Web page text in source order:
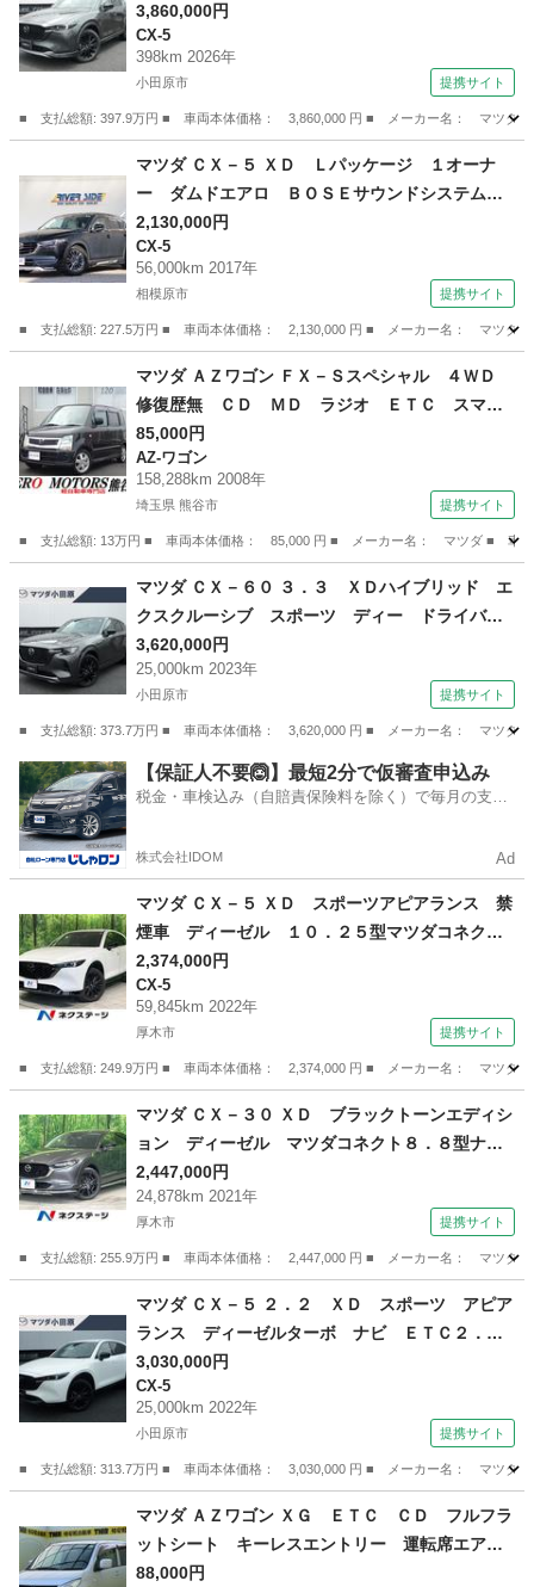
度カメラ ＥＴＣ２．０ サンルーフ パーキン
グセンサー オートクルーズコントロール 地デ
ジ 電動リアゲート 電動シート 革シート 衝
突被害軽減システム シートヒーター ＥＴＣ
４ＷＤ 禁煙 （検11.3）
3,860,000円
CX-5
398km 2026年
小田原市 提携サイト
■ 支払総額: 397.9万円 ■ 車両本体価格： 3,860,000 円 ■ メーカー名： マツ
CX-5
マツダ ＣＸ－５ ＸＤ Ｌパッケージ １オーナ
ー ダムドエアロ ＢＯＳＥサウンドシステムナ
ビフルセグＤＶＤ再生バックカメラ 革パワーシ
ートヒーター 社外マフラー 純正１７インチア
ルミ スマートキー ＬＥＤライト フォグライ
2,130,000円
CX-5
56,000km 2017年
相模原市 提携サイト
■ 支払総額: 227.5万円 ■ 車両本体価格： 2,130,000 円 ■ メーカー名： マツダ
CX-5
マツダ ＡＺワゴン ＦＸ－Ｓスペシャル ４ＷＤ
修復歴無 ＣＤ ＭＤ ラジオ ＥＴＣ スマー
トキー シートヒーター フルフラット ドアバ
イザー アルミホイール ベンチシート ライト
レベライザー （検9.2）
85,000円
AZ-ワゴン
158,288km 2008年
埼玉県 熊谷市 提携サイト
■ 支払総額: 13万円 ■ 車両本体価格： 85,000 円 ■ メーカー名： マツダ ■
AZ-ワゴン
マツダ ＣＸ－６０ ３．３ ＸＤハイブリッド エ
クスクルーシブ スポーツ ディー ドライバ
ー・パーソナライゼーション パワーバックゲー
ト ＬＥＤヘッドライト 黒革 ナビ＆ＴＶ 定
期点検記録簿 禁煙車 ＥＴＣ Ｐシート ベン
チレーション ２０ＡＷ 横滑り防止装置 ＢＯ
ＳＥサウンド （検8.9）
3,620,000円
25,000km 2023年
小田原市 提携サイト
■ 支払総額: 373.7万円 ■ 車両本体価格： 3,620,000 円 ■ メーカー名： マツ
神奈川 小田原市 マツダ
【保証人不要🙆】最短2分で仮審査申込み
税金・車検込み（自賠責保険料を除く）で毎月の支払
株式会社IDOM Ad
マツダ ＣＸ－５ ＸＤ スポーツアピアランス 禁
煙車 ディーゼル １０．２５型マツダコネク
ト 全周囲カメラ 衝突軽減装置 レーダークル
ーズ 電動リアゲート レザーシート 全席シー
トヒーター ドラレコ コーナーセンサー デジ
2,374,000円
CX-5
59,845km 2022年
厚木市 提携サイト
■ 支払総額: 249.9万円 ■ 車両本体価格： 2,374,000 円 ■ メーカー名： マツ
CX-5
マツダ ＣＸ－３０ ＸＤ ブラックトーンエディシ
ョン ディーゼル マツダコネクト８．８型ナ
ビ 全周囲カメラ 衝突軽減 レーダークルー
ズ ブラインドスポットモニター 電動リアゲー
ト コーナーセンサー ＬＥＤヘッド ＥＴＣ
純正１８インチアルミ （検8.12）
2,447,000円
24,878km 2021年
厚木市 提携サイト
■ 支払総額: 255.9万円 ■ 車両本体価格： 2,447,000 円 ■ メーカー名： マツダ
マツダ
マツダ ＣＸ－５ ２．２ ＸＤ スポーツ アピア
ランス ディーゼルターボ ナビ ＥＴＣ２．
０ ３６０度モニター ＬＥＤランプ １オーナ
ー車 本革シート パワーテールゲート バック
カメラ クルコン パワーシート ＥＴＣ車載
器 横滑り防止装置 シートヒーター エアコ
ン 禁煙車 （検9.3）
3,030,000円
CX-5
25,000km 2022年
小田原市 提携サイト
■ 支払総額: 313.7万円 ■ 車両本体価格： 3,030,000 円 ■ メーカー名： マツ
CX-5
マツダ ＡＺワゴン ＸＧ ＥＴＣ ＣＤ フルフラ
ットシート キーレスエントリー 運転席エアバ
ック 助手席エアバック 盗難防止装置 パワー
88,000円